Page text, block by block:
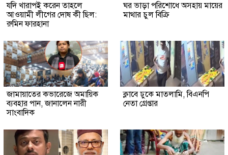
যদি খারাপই করেন তাহলে
আওয়ামী লীগের দোষ কী ছিল:
রুমিন ফারহানা
ঘর ভাড়া পরিশোধে অসহায় মায়ের
মাথার চুল বিক্রি
জামায়াতের কভারেজে অমায়িক
ব্যবহার পান, জানালেন নারী
সাংবাদিক
ক্লাবে ঢুকে মাতলামি, বিএনপি
নেতা গ্রেপ্তার